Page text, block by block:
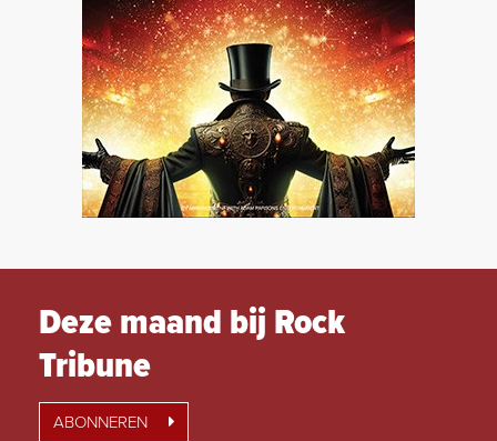
Deze maand bij Rock
Tribune
ABONNEREN